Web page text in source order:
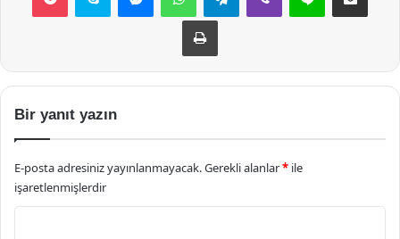
Yazdır
Bir yanıt yazın
E-posta adresiniz yayınlanmayacak.Gerekli alanlar* ile
işaretlenmişlerdir